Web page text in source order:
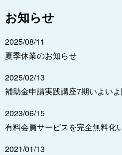
お知らせ
2025/08/11
夏季休業のお知らせ
2025/02/13
補助金申請実践講座7期いよいよ
2023/06/15
有料会員サービスを完全無料化
2021/01/13